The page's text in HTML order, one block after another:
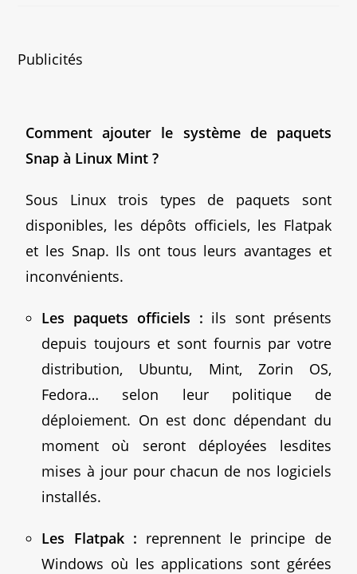
Publicités
Comment ajouter le système de paquets
Snap à Linux Mint ?
Sous Linux trois types de paquets sont
disponibles, les dépôts officiels, les Flatpak
et les Snap. Ils ont tous leurs avantages et
inconvénients.
Les paquets officiels : ils sont présents
depuis toujours et sont fournis par votre
distribution, Ubuntu, Mint, Zorin OS,
Fedora… selon leur politique de
déploiement. On est donc dépendant du
moment où seront déployées lesdites
mises à jour pour chacun de nos logiciels
installés.
Les Flatpak : reprennent le principe de
Windows où les applications sont gérées